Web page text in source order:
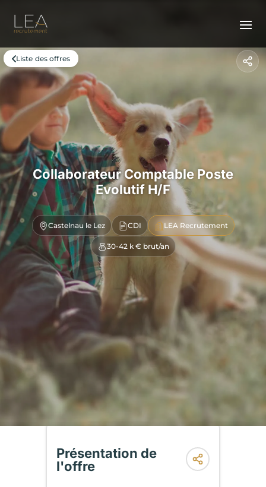
Liste des offres
Collaborateur Comptable Poste
Evolutif H/F
Castelnau le Lez CDI LEA Recrutement
30-42 k € brut/an
Présentation de
l'offre